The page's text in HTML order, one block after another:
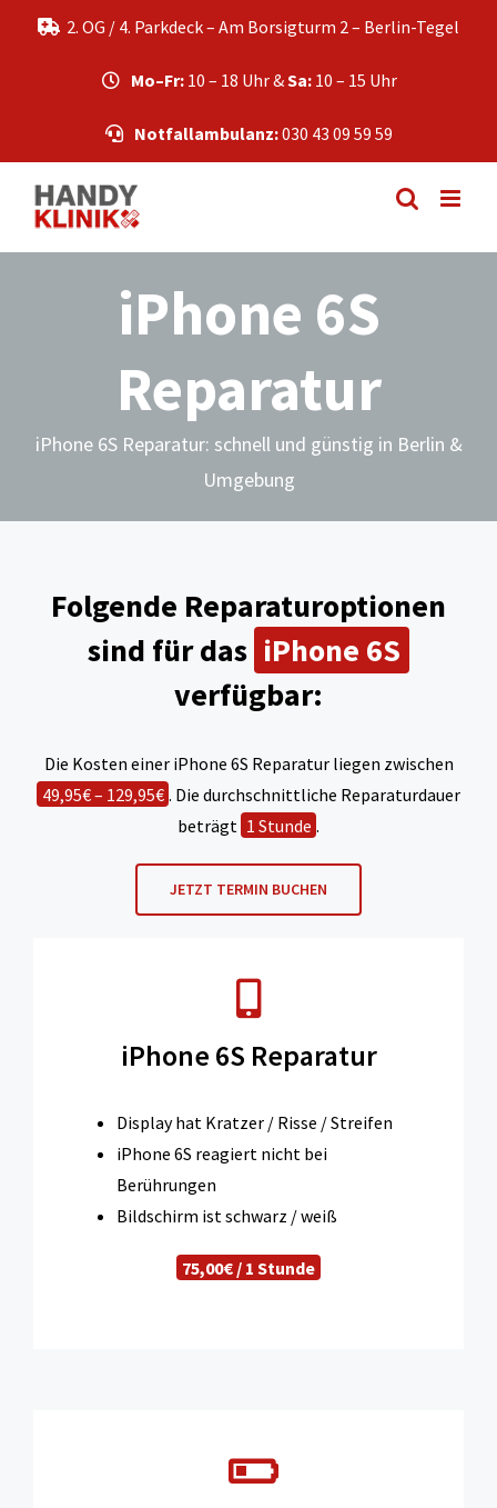
2. OG / 4. Parkdeck – Am Borsigturm 2 – Berlin-Tegel
Mo–Fr:10 – 18 Uhr &Sa:10 – 15 Uhr
Notfallambulanz:030 43 09 59 59
iPhone 6S
Reparatur
iPhone 6S Reparatur: schnell und günstig in Berlin &
Umgebung
Folgende Reparaturoptionen
sind für das iPhone 6S
verfügbar:
Die Kosten einer iPhone 6S Reparatur liegen zwischen
49,95€ – 129,95€ . Die durchschnittliche Reparaturdauer
beträgt 1 Stunde .
JETZT TERMIN BUCHEN
iPhone 6S Reparatur
Display hat Kratzer / Risse / Streifen
iPhone 6S reagiert nicht bei
Berührungen
Bildschirm ist schwarz / weiß
75,00€ / 1 Stunde